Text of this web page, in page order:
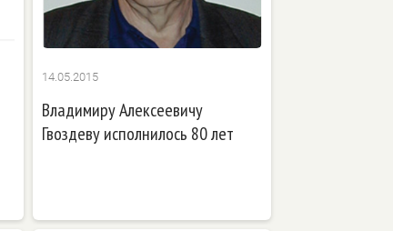
14.05.2015
Владимиру Алексеевичу
Гвоздеву исполнилось 80 лет